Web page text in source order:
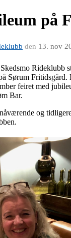
på
den 13. nov
Rideklubb
Sørum
feiret med
Bar.
og